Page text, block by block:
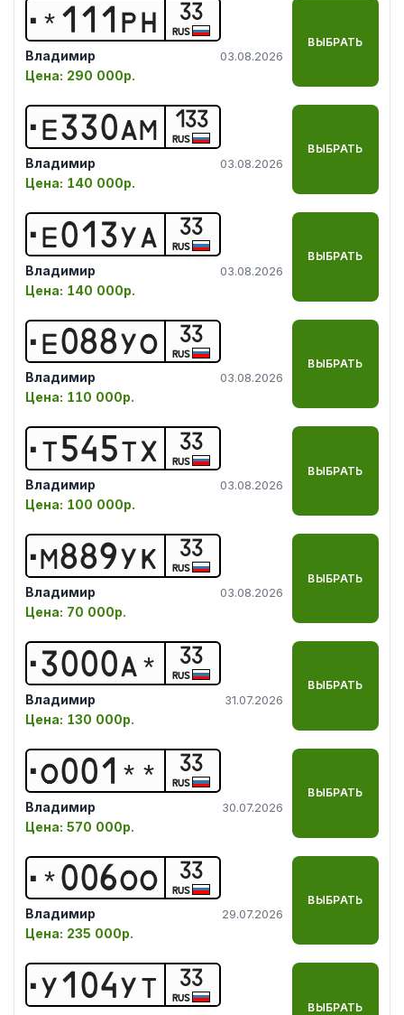
Е01 3У А 33
RUS
Владимир 03.08.2026
Цена: 140 000р.
ВЫБРАТЬ
3000А * 33
RUS
Владимир 31.07.2026
Цена: 130 000р.
ВЫБРАТЬ
Е088УО 33
RUS
Владимир 03.08.2026
Цена: 110 000р.
ВЫБРАТЬ
О001 * * 33
RUS
Владимир 30.07.2026
Цена: 570 000р.
ВЫБРАТЬ
* 1 1 1 РН 33
RUS
Владимир 03.08.2026
Цена: 290 000р.
ВЫБРАТЬ
Т545ТХ 33
RUS
Владимир 03.08.2026
Цена: 100 000р.
ВЫБРАТЬ
* 006ОО 33
RUS
Владимир 29.07.2026
Цена: 235 000р.
ВЫБРАТЬ
Е330АМ 133
RUS
Владимир 03.08.2026
Цена: 140 000р.
ВЫБРАТЬ
М889УК 33
RUS
Владимир 03.08.2026
Цена: 70 000р.
ВЫБРАТЬ
У1 04УТ 33
RUS
ВЫБРАТЬ